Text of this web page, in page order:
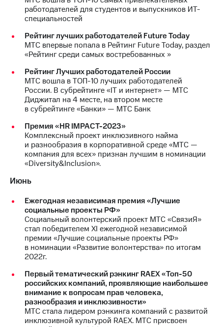
МТС
Достижения
Финансовая
отчетность
Контакты
Новости
в
регионе
и акционерам
Корпоративный
секретарь
Раскрытие
информации
Информация
акционерам
Документы
ПАО
"МТС"
Собрания
акционеров
Личный
кабинет
акционера
работодателей для студентов и выпускников ИТ-
специальностей
Рейтинг лучших работодателей Future Today
МТС впервые попала в Рейтинг Future Today, раздел
«Рейтинг среди самых востребованных »
Рейтинг Лучших работодателей России
МТС вошла в ТОП-10 лучших работодателей
России. В субрейтинге «IT и интернет» — МТС
Диджитал на 4 месте, на втором месте
в субрейтинге «Банки» — МТС Банк
Премия «HR IMPACT-2023»
Комплексный проект инклюзивного найма
и разнообразия в корпоративной среде «МТС —
компания для всех» признан лучшим в номинации
«Diversity&Inclusion».
Июнь
Ежегодная независимая премия «Лучшие
социальные проекты РФ»
Социальный волонтерский проект МТС «СвязиЯ»
стал победителем XI ежегодной независимой
премии «Лучшие социальные проекты РФ»
в номинации «Развитие волонтерства» по итогам
2022г.
Первый тематический рэнкинг RAEX «Топ-50
российских компаний, проявляющие наибольшее
внимание к вопросам прав человека,
разнообразия и инклюзивности»
МТС стала лидером рэнкинга компаний с развитой
инклюзивной культурой RAEX. МТС присвоен